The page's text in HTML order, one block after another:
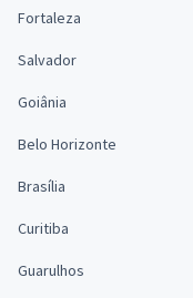
Fortaleza
Salvador
Goiânia
Belo Horizonte
Brasília
Curitiba
Guarulhos